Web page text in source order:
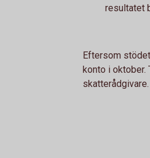
resultatet
Eftersom
konto i oktober.
skatterådgivare.